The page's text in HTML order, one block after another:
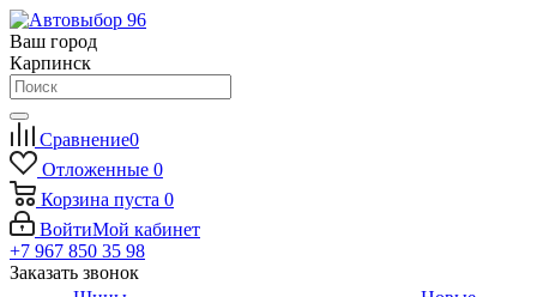
Ваш город
Карпинск
Сравнение0
Отложенные 0
Корзина пуста 0
ВойтиМой кабинет
+7 967 850 35 98
Заказать звонок